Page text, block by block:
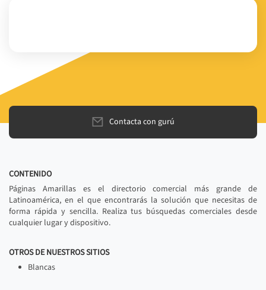
Contacta con gurú
CONTENIDO
Páginas Amarillas es el directorio comercial más grande de
Latinoamérica, en el que encontrarás la solución que necesitas de
forma rápida y sencilla. Realiza tus búsquedas comerciales desde
cualquier lugar y dispositivo.
OTROS DE NUESTROS SITIOS
Blancas